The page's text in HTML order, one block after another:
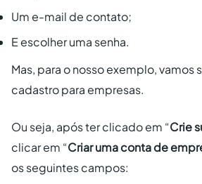
Um e-mail de contato;
E escolher uma senha.
Mas, para o nosso exemplo, vamos
cadastro para empresas.
Ou seja, após ter clicado em “Crie
clicar em “Criar uma conta de
os seguintes campos: